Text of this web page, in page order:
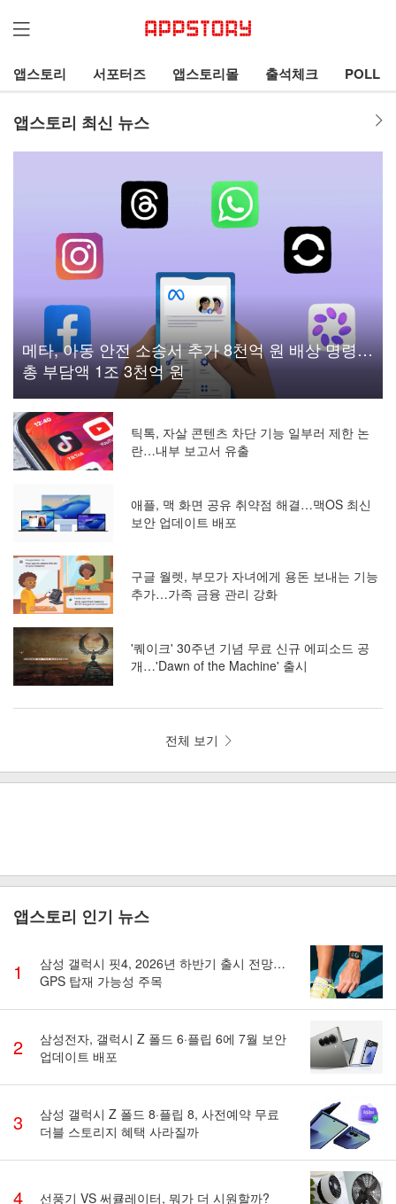
앱스토리 서포터즈 앱스토리몰 출석체크 POLL
앱스토리 최신 뉴스
메타, 아동 안전 소송서 추가 8천억 원 배상 명령…
총 부담액 1조 3천억 원
틱톡, 자살 콘텐츠 차단 기능 일부러 제한 논
란…내부 보고서 유출
애플, 맥 화면 공유 취약점 해결…맥OS 최신
보안 업데이트 배포
구글 월렛, 부모가 자녀에게 용돈 보내는 기능
추가…가족 금융 관리 강화
'퀘이크' 30주년 기념 무료 신규 에피소드 공
개…'Dawn of the Machine' 출시
전체 보기
앱스토리 인기 뉴스
1
삼성 갤럭시 핏4, 2026년 하반기 출시 전망…
GPS 탑재 가능성 주목
2
삼성전자, 갤럭시 Z 폴드 6·플립 6에 7월 보안
업데이트 배포
3
삼성 갤럭시 Z 폴드 8·플립 8, 사전예약 무료
더블 스토리지 혜택 사라질까
4 선풍기 VS 써큘레이터, 뭐가 더 시원할까?